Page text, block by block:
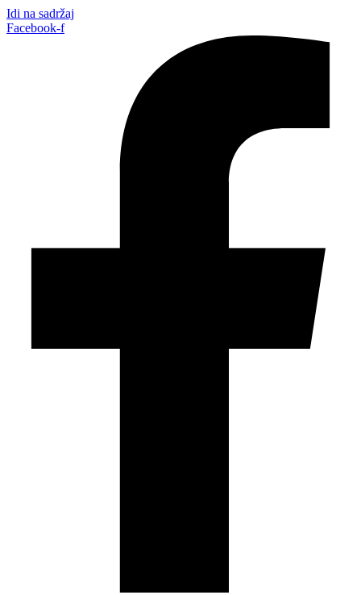
Idi na sadržaj
Facebook-f